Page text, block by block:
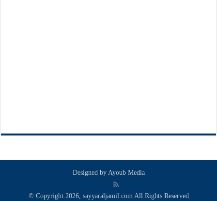
Designed by Ayoub Media
© Copyright 2026, sayyaraljamil.com All Rights Reserved